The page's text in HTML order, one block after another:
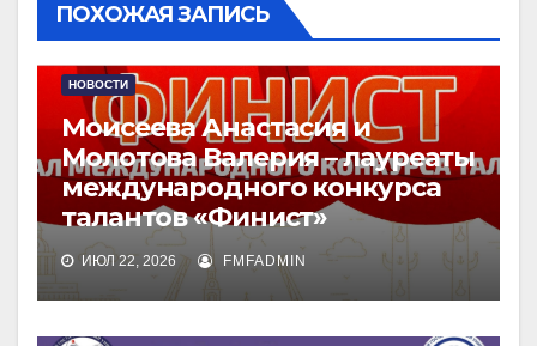
ПОХОЖАЯ ЗАПИСЬ
НОВОСТИ
Моисеева Анастасия и
Молотова Валерия – лауреаты
международного конкурса
талантов «Финист»
ИЮЛ 22, 2026 FMFADMIN